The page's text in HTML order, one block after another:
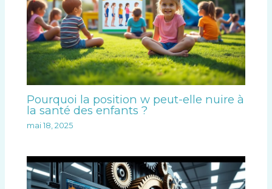
Pourquoi la position w peut-elle nuire à
la santé des enfants ?
mai 18, 2025